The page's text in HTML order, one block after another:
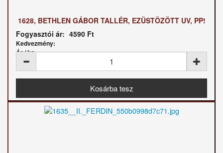
1628, BETHLEN GÁBOR TALLÉR, EZÜSTÖZÖTT UV, PP!
Fogyasztói ár: 4590 Ft
Kedvezmény:
Ár / kg: